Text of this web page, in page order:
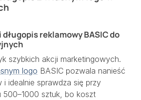
reklamowy BASIC do
szybkich akcji marketingowych.
logo BASIC pozwala nanieść
idealnie sprawdza się przy
500–1000 sztuk, bo koszt